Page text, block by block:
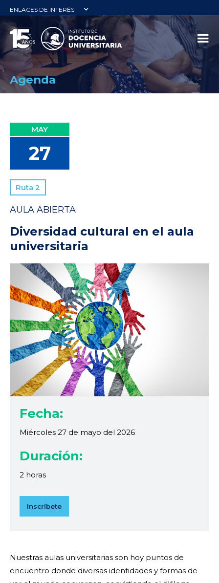
ENLACES DE INTERÉS
Agenda
MAY
27
Ruta 2
AULA ABIERTA
Diversidad cultural en el aula
universitaria
Fecha:
Miércoles 27 de mayo del 2026
Duración:
2 horas
Inscríbete
Nuestras aulas universitarias son hoy puntos de
encuentro donde diversas identidades y formas de